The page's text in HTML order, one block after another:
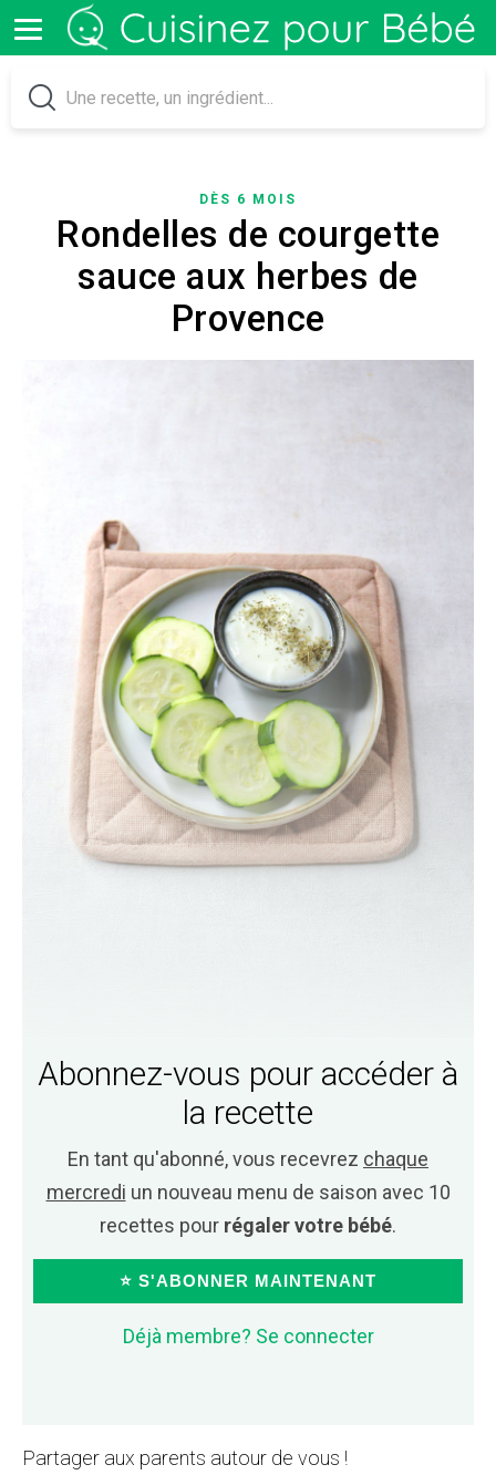
DÈS 6 MOIS
Rondelles de courgette
sauce aux herbes de
Provence
Abonnez-vous pour accéder à
la recette
En tant qu'abonné, vous recevrez chaque
mercredi un nouveau menu de saison avec 10
recettes pour régaler votre bébé.
⭐ S'ABONNER MAINTENANT
Déjà membre? Se connecter
Partager aux parents autour de vous !